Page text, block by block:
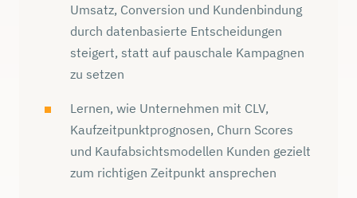
Umsatz, Conversion und Kundenbindung
durch datenbasierte Entscheidungen
steigert, statt auf pauschale Kampagnen
zu setzen
Lernen, wie Unternehmen mit CLV,
Kaufzeitpunktprognosen, Churn Scores
und Kaufabsichtsmodellen Kunden gezielt
zum richtigen Zeitpunkt ansprechen